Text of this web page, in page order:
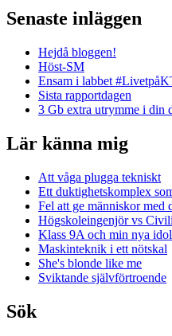
Senaste inläggen
Hejdå bloggen!
Höst-SM
Ensam i labbet
Sista rapportdagen
3 Gb extra utrymme i din
Lär känna mig
Att våga plugga tekniskt
Ett duktighetskomplex
Fel att ge människor med
Högskoleingenjör vs
Klass 9A och min nya
Maskinteknik i ett nötskal
She's blonde like me
Sviktande självförtroende
Sök